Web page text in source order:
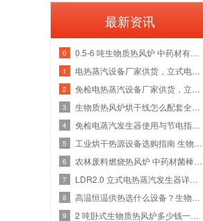
最新资讯
0
1
2
3
4
5
6
7
8
9